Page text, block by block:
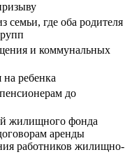
семьи, где оба родителя
и коммунальных
на ребенка
до
жилищного фонда
аренды
работников жилищно-